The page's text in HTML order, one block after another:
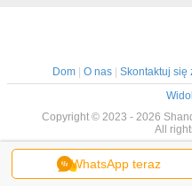
WhatsApp teraz
Dom | O nas | Skontaktuj się
Copyright © 2023 - 2026
All